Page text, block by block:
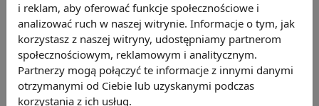
i reklam, aby oferować funkcje społecznościowe i
analizować ruch w naszej witrynie. Informacje o tym, jak
korzystasz z naszej witryny, udostępniamy partnerom
społecznościowym, reklamowym i analitycznym.
Partnerzy mogą połączyć te informacje z innymi danymi
otrzymanymi od Ciebie lub uzyskanymi podczas
korzystania z ich usług.